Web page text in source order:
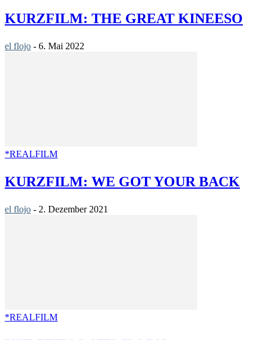
KURZFILM: THE GREAT KINEESO
el flojo - 6. Mai 2022
*REALFILM
KURZFILM: WE GOT YOUR BACK
el flojo - 2. Dezember 2021
*REALFILM